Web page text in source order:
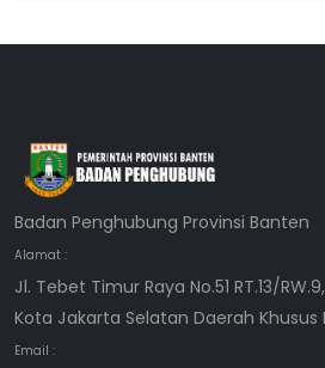
Badan Penghubung Provinsi Banten
Alamat :
Jl. Tebet Timur Raya No.51 RT.13/
Kota Jakarta Selatan Daerah Khusus
Email :